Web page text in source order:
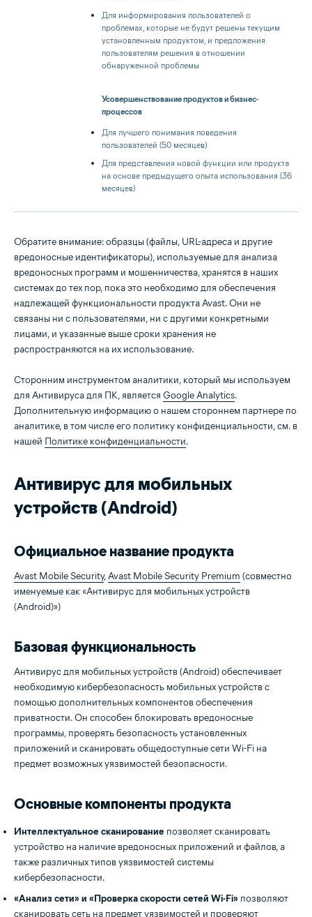
Для информирования пользователей о
проблемах, которые не будут решены текущим
установленным продуктом, и предложения
пользователям решения в отношении
обнаруженной проблемы
Усовершенствование продуктов и бизнес-
процессов
Для лучшего понимания поведения
пользователей (50 месяцев)
Для представления новой функции или продукта
на основе предыдущего опыта использования (36
месяцев)
Обратите внимание: образцы (файлы, URL-адреса и другие
вредоносные идентификаторы), используемые для анализа
вредоносных программ и мошенничества, хранятся в наших
системах до тех пор, пока это необходимо для обеспечения
надлежащей функциональности продукта Avast. Они не
связаны ни с пользователями, ни с другими конкретными
лицами, и указанные выше сроки хранения не
распространяются на их использование.
Сторонним инструментом аналитики, который мы используем
для Антивируса для ПК, является Google Analytics.
Дополнительную информацию о нашем стороннем партнере по
аналитике, в том числе его политику конфиденциальности, см. в
нашей Политике конфиденциальности.
Антивирус для мобильных
устройств (Android)
Официальное название продукта
Avast Mobile Security,Avast Mobile Security Premium (совместно
именуемые как «Антивирус для мобильных устройств
(Android)»)
Базовая функциональность
Антивирус для мобильных устройств (Android) обеспечивает
необходимую кибербезопасность мобильных устройств с
помощью дополнительных компонентов обеспечения
приватности. Он способен блокировать вредоносные
программы, проверять безопасность установленных
приложений и сканировать общедоступные сети Wi-Fi на
предмет возможных уязвимостей безопасности.
Основные компоненты продукта
Интеллектуальное сканирование позволяет сканировать
устройство на наличие вредоносных приложений и файлов, а
также различных типов уязвимостей системы
кибербезопасности.
«Анализ сети» и «Проверка скорости сетей Wi-Fi» позволяют
сканировать сеть на предмет уязвимостей и проверяют